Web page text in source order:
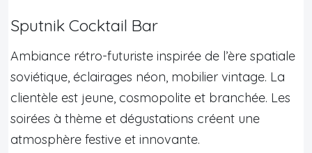
Sputnik Cocktail Bar
Ambiance rétro-futuriste inspirée de l’ère spatiale
soviétique, éclairages néon, mobilier vintage. La
clientèle est jeune, cosmopolite et branchée. Les
soirées à thème et dégustations créent une
atmosphère festive et innovante.